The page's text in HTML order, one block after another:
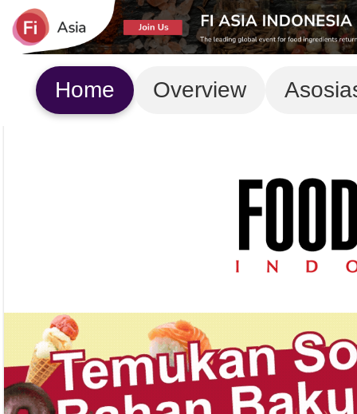
Home Overview